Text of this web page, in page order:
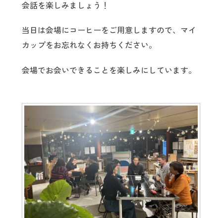
会話を楽しみましょう！
当日は会場にコーヒーをご用意しますので、マイ
カップをお忘れなくお持ちください。
会場でお会いできることを楽しみにしています。